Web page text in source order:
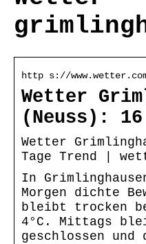
http s://
Wetter
(Neuss):
Wetter
Tage Trend |
In
Morgen dichte
bleibt trocken
4°C. Mittags
geschlossen und